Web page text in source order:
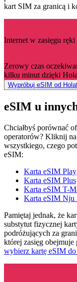
kart SIM za granicą i
Internet w zasięgu ręki
Zerowy czas
kilku minut dzięki
Wypróbuj eSIM od
eSIM u
Chciałbyś porównać
operatorów? Kliknij
wszystkiego, czego
eSIM:
Karta eSIM Play
Karta eSIM Plus
Karta eSIM T-
Karta eSIM Nju
Pamiętaj jednak, że
substytut fizycznej
podróżujących za
której zasięg obejmuje
wybierz kartę eSIM